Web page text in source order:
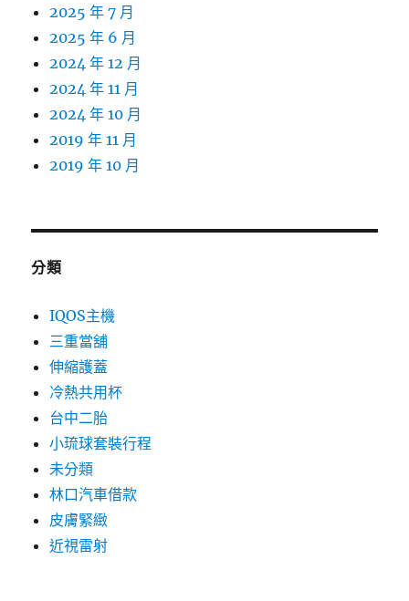
2025 年 7 月
2025 年 6 月
2024 年 12 月
2024 年 11 月
2024 年 10 月
2019 年 11 月
2019 年 10 月
分類
IQOS主機
三重當舖
伸縮護蓋
冷熱共用杯
台中二胎
小琉球套裝行程
未分類
林口汽車借款
皮膚緊緻
近視雷射